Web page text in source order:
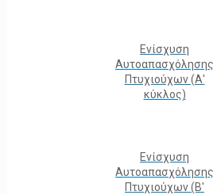
Ενίσχυση
Αυτοαπασχόλησης
Πτυχιούχων (Α'
κύκλος)
Ενίσχυση
Αυτοαπασχόλησης
Πτυχιούχων (Β'